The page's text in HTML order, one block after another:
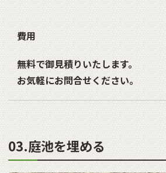
費用
無料で御見積りいたします。
お気軽にお問合せください。
03.庭池を埋める